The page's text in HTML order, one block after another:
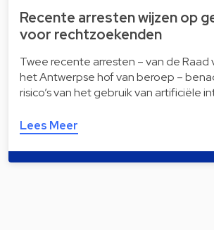
Recente arresten wijzen op
voor recht­zoe­ken­den
Twee recente arresten – van de Raad
het Antwerpse hof van beroep –
risico’s van het gebruik van artificiële
Lees Meer